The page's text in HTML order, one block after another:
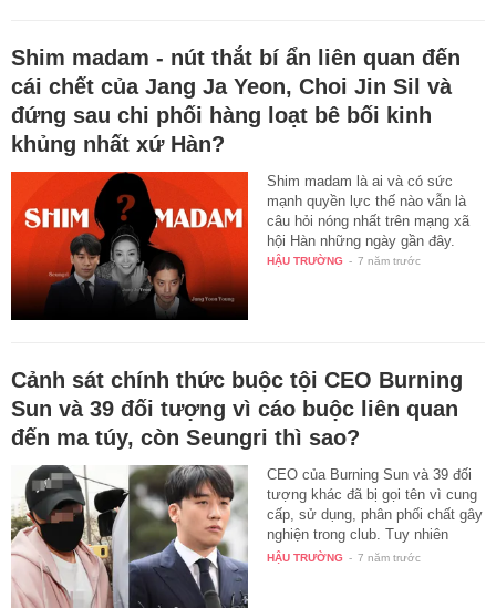
Shim madam - nút thắt bí ẩn liên quan đến
cái chết của Jang Ja Yeon, Choi Jin Sil và
đứng sau chi phối hàng loạt bê bối kinh
khủng nhất xứ Hàn?
Shim madam là ai và có sức
mạnh quyền lực thế nào vẫn là
câu hỏi nóng nhất trên mạng xã
hội Hàn những ngày gần đây.
HẬU TRƯỜNG - 7 năm trước
Cảnh sát chính thức buộc tội CEO Burning
Sun và 39 đối tượng vì cáo buộc liên quan
đến ma túy, còn Seungri thì sao?
CEO của Burning Sun và 39 đối
tượng khác đã bị gọi tên vì cung
cấp, sử dụng, phân phối chất gây
nghiện trong club. Tuy nhiên
công…
HẬU TRƯỜNG - 7 năm trước